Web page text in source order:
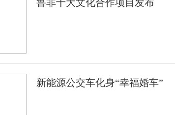
鲁非十大文化合作项目发布
新能源公交车化身“幸福婚车”